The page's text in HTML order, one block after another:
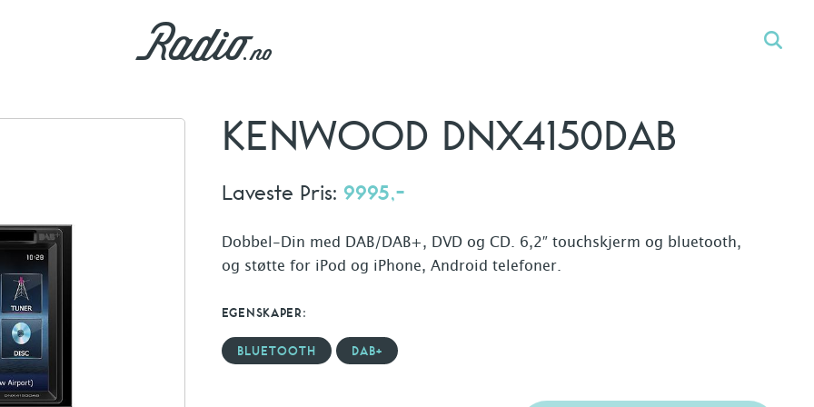
KENWOOD DNX4150DAB
Laveste Pris: 9995,-
Dobbel-Din med DAB/DAB+, DVD og CD. 6,2″ touchskjerm og bluetooth,
og støtte for iPod og iPhone, Android telefoner.
EGENSKAPER:
BLUETOOTH DAB+